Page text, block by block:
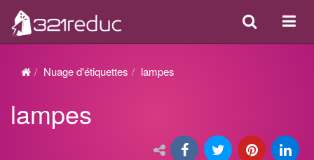
ou
Search
Nuage d'étiquettes lampes
lampes